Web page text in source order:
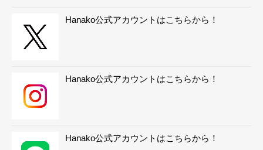
Hanako公式アカウントはこちらから！
Hanako公式アカウントはこちらから！
Hanako公式アカウントはこちらから！